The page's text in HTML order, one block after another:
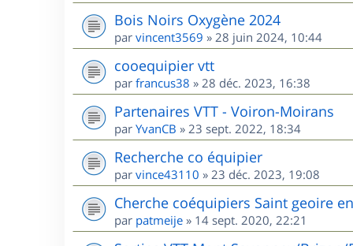
Bois Noirs Oxygène 2024
par vincent3569 » 28 juin 2024, 10:44
cooequipier vtt
par francus38 » 28 déc. 2023, 16:38
Partenaires VTT - Voiron-Moirans
par YvanCB » 23 sept. 2022, 18:34
Recherche co équipier
par vince43110 » 23 déc. 2023, 19:08
Cherche coéquipiers Saint geoire
par patmeije » 14 sept. 2020, 22:21